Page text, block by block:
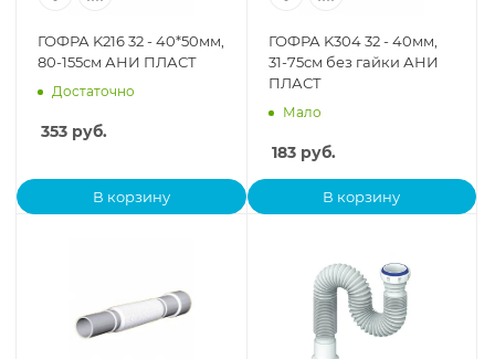
ГОФРА K216 32 - 40*50мм,
80-155см АНИ ПЛАСТ
Достаточно
353 руб.
В корзину
ГОФРА K304 32 - 40мм,
31-75см без гайки АНИ
ПЛАСТ
Мало
183руб.
В корзину